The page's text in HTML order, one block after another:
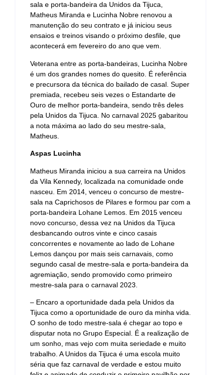
sala e porta-bandeira da Unidos da Tijuca,
Matheus Miranda e Lucinha Nobre renovou a
manutenção do seu contrato e já iniciou seus
ensaios e treinos visando o próximo desfile, que
acontecerá em fevereiro do ano que vem.
Veterana entre as porta-bandeiras, Lucinha Nobre
é um dos grandes nomes do quesito. É referência
e precursora da técnica do bailado de casal. Super
premiada, recebeu seis vezes o Estandarte de
Ouro de melhor porta-bandeira, sendo três deles
pela Unidos da Tijuca. No carnaval 2025 gabaritou
a nota máxima ao lado do seu mestre-sala,
Matheus.
Aspas Lucinha
Matheus Miranda iniciou a sua carreira na Unidos
da Vila Kennedy, localizada na comunidade onde
nasceu. Em 2014, venceu o concurso de mestre-
sala na Caprichosos de Pilares e formou par com a
porta-bandeira Lohane Lemos. Em 2015 venceu
novo concurso, dessa vez na Unidos da Tijuca
desbancando outros vinte e cinco casais
concorrentes e novamente ao lado de Lohane
Lemos dançou por mais seis carnavais, como
segundo casal de mestre-sala e porta-bandeira da
agremiação, sendo promovido como primeiro
mestre-sala para o carnaval 2023.
– Encaro a oportunidade dada pela Unidos da
Tijuca como a oportunidade de ouro da minha vida.
O sonho de todo mestre-sala é chegar ao topo e
disputar nota no Grupo Especial. É a realização de
um sonho, mas vejo com muita seriedade e muito
trabalho. A Unidos da Tijuca é uma escola muito
séria que faz carnaval de verdade e estou muito